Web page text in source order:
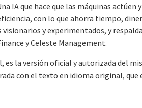
IA que hace que las máquinas actúen
con lo que ahorra tiempo,
y experimentados, y
y Celeste Management.
es la versión oficial y autorizada del
con el texto en idioma original,